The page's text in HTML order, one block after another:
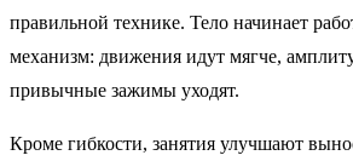
правильной технике. Тело начинает
механизм: движения идут мягче,
привычные зажимы уходят.
Кроме гибкости, занятия улучшают